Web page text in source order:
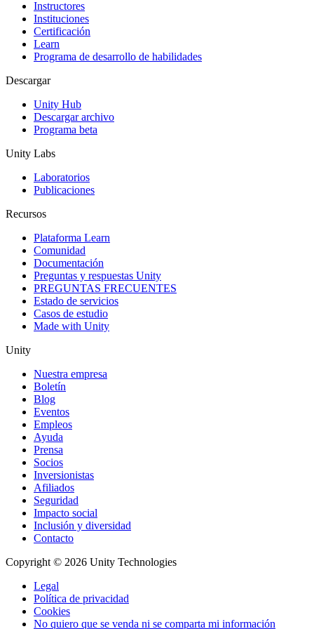
Juegos XR
Lanza juegos XR en múltiples plataformas
Juegos multijugador
Instructores
Instituciones
Certificación
Learn
Programa de desarrollo de habilidades
Descargar
Unity Hub
Descargar archivo
Programa beta
Unity Labs
Laboratorios
Publicaciones
Recursos
Plataforma Learn
Comunidad
Documentación
Preguntas y respuestas Unity
PREGUNTAS FRECUENTES
Estado de servicios
Casos de estudio
Made with Unity
Unity
Nuestra empresa
Boletín
Blog
Eventos
Empleos
Ayuda
Prensa
Socios
Inversionistas
Afiliados
Seguridad
Impacto social
Inclusión y diversidad
Contacto
Copyright © 2026 Unity Technologies
Legal
Política de privacidad
Cookies
No quiero que se venda ni se comparta mi información